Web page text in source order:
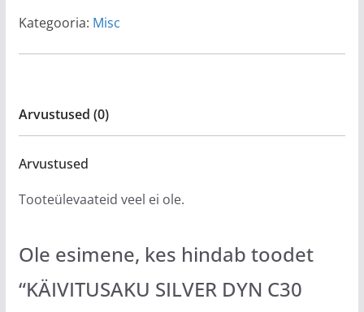
Kategooria: Misc
Arvustused (0)
Arvustused
Tooteülevaateid veel ei ole.
Ole esimene, kes hindab toodet
“KÄIVITUSAKU SILVER DYN C30